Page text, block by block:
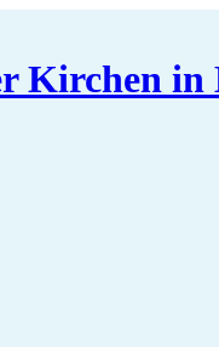
Kirchen in